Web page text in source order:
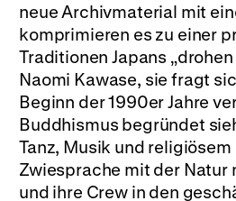
neue Archivmaterial mit
komprimieren es zu einer
Traditionen Japans
Naomi Kawase, sie fragt
Beginn der 1990er Jahre
Buddhismus begründet
Tanz, Musik und
Zwiesprache mit der Natur
und ihre Crew in den